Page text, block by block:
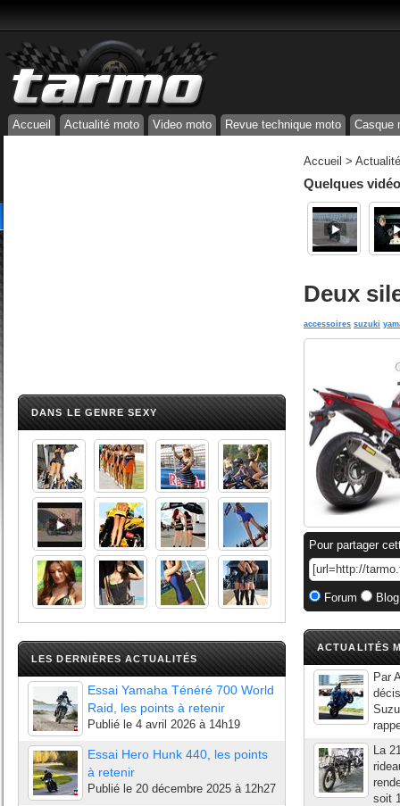
Accueil Actualité moto Video moto Revue technique moto Casque
DANS LE GENRE SEXY
LES DERNIÈRES ACTUALITÉS
Essai Yamaha Ténéré 700 World
Raid, les points à retenir
Publié le 4 avril 2026 à 14h19
Essai Hero Hunk 440, les points
à retenir
Publié le 20 décembre 2025 à 12h27
Accueil >
Quelques
Deux
accessoires suzuki
Pour partager
Forum
ACTUALITÉS
Par
La
soit